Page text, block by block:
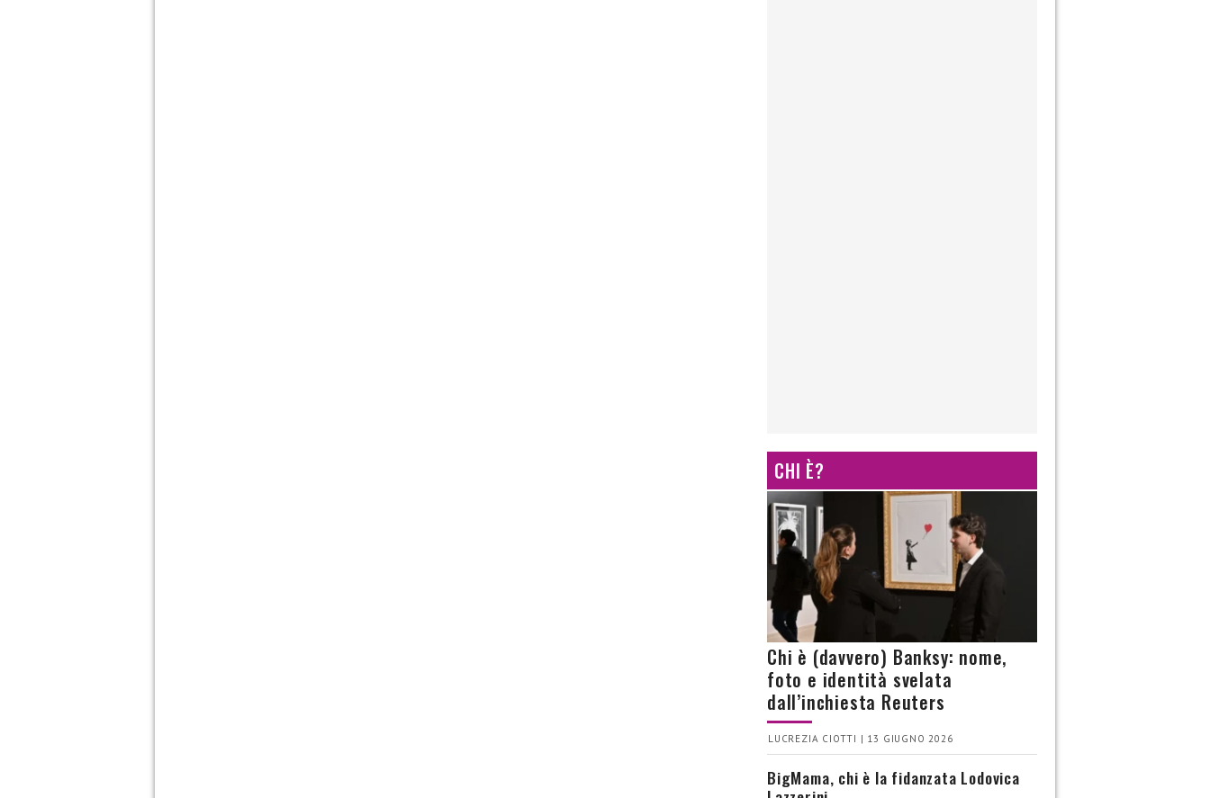
CHI È?
Chi è (davvero) Banksy: nome,
foto e identità svelata
dall’inchiesta Reuters
LUCREZIA CIOTTI | 13 GIUGNO 2026
BigMama, chi è la fidanzata Lodovica